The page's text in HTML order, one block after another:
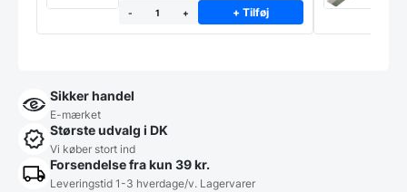
- + + Tilføj
Sikker handel
E-mærket
Største udvalg i DK
Vi køber stort ind
Forsendelse fra kun 39 kr.
Leveringstid 1-3 hverdage/v. Lagervarer